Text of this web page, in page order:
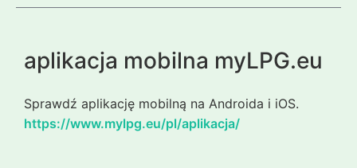
aplikacja mobilna myLPG.eu
Sprawdź aplikację mobilną na Androida i iOS.
https://www.mylpg.eu/pl/aplikacja/